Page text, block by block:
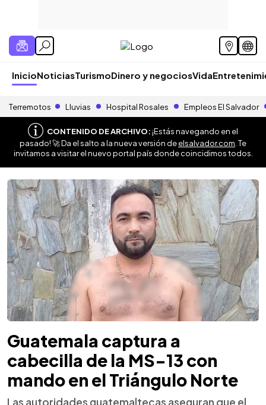
InicioNoticiasTurismoDinero y negociosVida
Terremotos Lluvias Hospital Rosales Empleos El Salvador
CONTENIDO DE ARCHIVO:¡Estás navegando en el
pasado! 🚀 Da el salto a la nueva versión deelsalvador.com . Te
invitamos a visitar el nuevo portal país donde coincidimos todos.
Guatemala captura a
cabecilla de la MS-13 con
mando en el Triángulo Norte
Las autoridades guatemaltecas aseguran que el